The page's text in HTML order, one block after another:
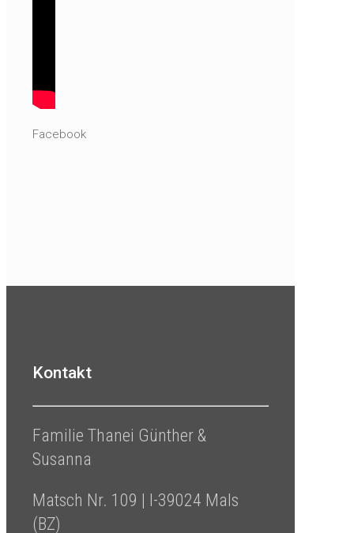
Facebook
Kontakt
Familie Thanei Günther &
Susanna
Matsch Nr. 109 | I-39024 Mals
(BZ)